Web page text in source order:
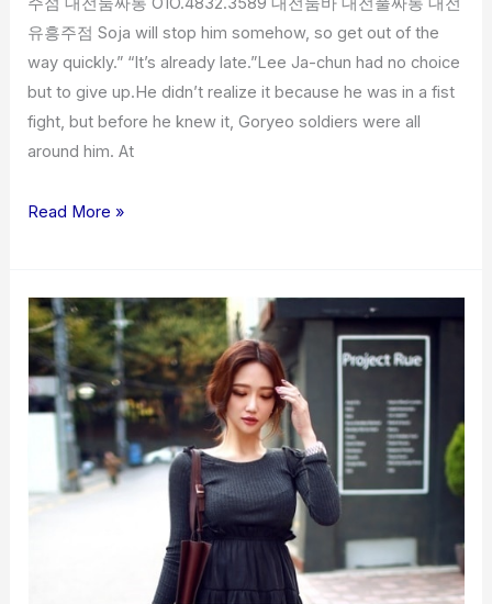
유흥주점 Soja will stop him somehow, so get out of the
way quickly.” “It’s already late.”Lee Ja-chun had no choice
but to give up.He didn’t realize it because he was in a fist
fight, but before he knew it, Goryeo soldiers were all
around him. At
Read More »
유
성
룸
싸
O1O.4832.3589
유